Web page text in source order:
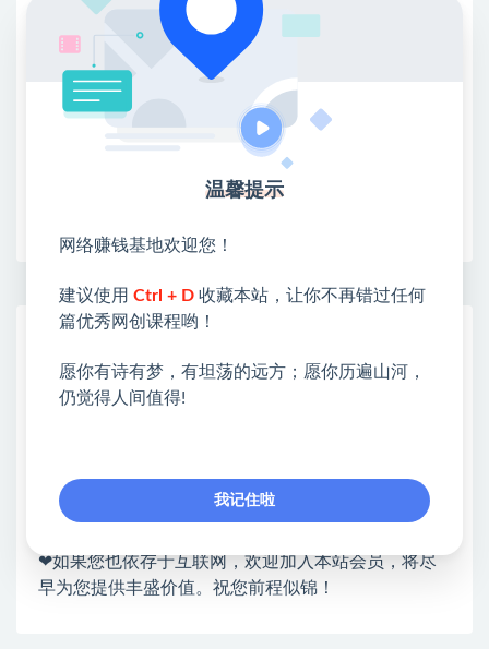
②：选择【在浏览器打开】
③：点击右上方【登录】领取
限时活动：注册新用户赠送VIP
站长微信：无
❤本站：本站整合多方资源站，主要面向互联网创业
各种项目 + 提升网创认知。
❤本站为众多团队提供了重要价值，也为众多创业者
❤如果您也依存于互联网，欢迎加入本站会员，将尽
早为您提供丰盛价值。祝您前程似锦！
温馨提示
网络赚钱基地欢迎您！
建议使用 Ctrl + D 收藏本站，让你不再错过任何
篇优秀网创课程哟！
愿你有诗有梦，有坦荡的远方；愿你历遍山河，
仍觉得人间值得!
我记住啦